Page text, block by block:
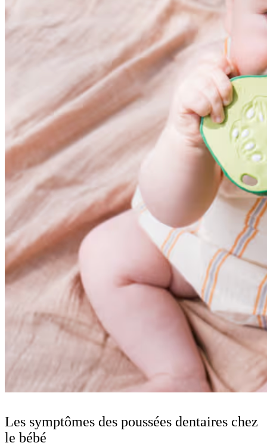
Les symptômes des poussées dentaires chez
le bébé